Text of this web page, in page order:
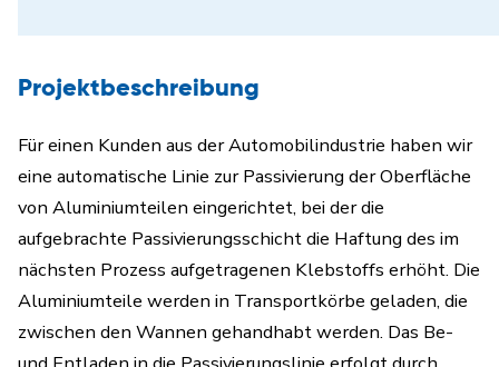
Projektbeschreibung
Für einen Kunden aus der Automobilindustrie haben wir
eine automatische Linie zur Passivierung der Oberfläche
von Aluminiumteilen eingerichtet, bei der die
aufgebrachte Passivierungsschicht die Haftung des im
nächsten Prozess aufgetragenen Klebstoffs erhöht. Die
Aluminiumteile werden in Transportkörbe geladen, die
zwischen den Wannen gehandhabt werden. Das Be-